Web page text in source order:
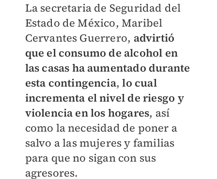
La secretaria de Seguridad del
Estado de México, Maribel
Cervantes Guerrero, advirtió
que el consumo de alcohol en
las casas ha aumentado durante
esta contingencia, lo cual
incrementa el nivel de riesgo y
violencia en los hogares, así
como la necesidad de poner a
salvo a las mujeres y familias
para que no sigan con sus
agresores.